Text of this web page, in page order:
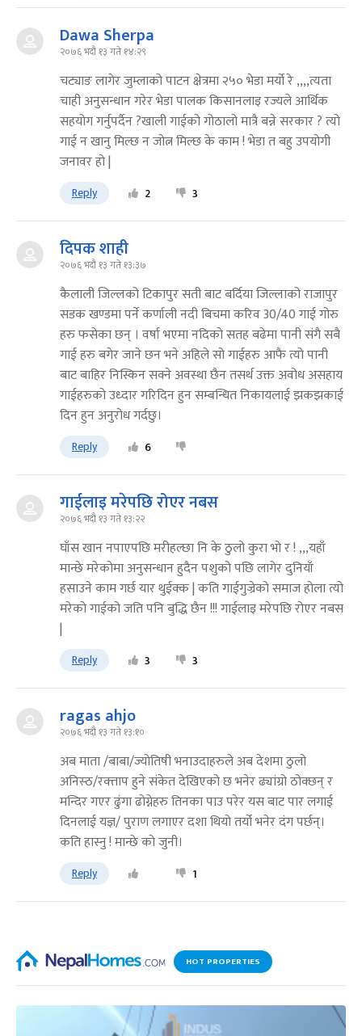
Dawa Sherpa
२०७६ भदौ १३ गते १४:२९
चट्याङ लागेर जुम्लाको पाटन क्षेत्रमा २५० भेडा मर्यो रे ,,,,त्यता
चाही अनुसन्धान गरेर भेडा पालक किसानलाइ रज्यले आर्थिक
सहयोग गर्नुपर्दैन ?खाली गाईको गोठालो मात्रै बन्ने सरकार ? त्यो
गाई न खानु मिल्छ न जोत्न मिल्छ के काम ! भेडा त बहु उपयोगी
जनावर हो |
Reply 2 3
दिपक शाही
२०७६ भदौ १३ गते १३:३७
कैलाली जिल्लको टिकापुर सती बाट बर्दिया जिल्लाको राजापुर
सडक खण्डमा पर्ने कर्णाली नदी बिचमा करिव 30/40 गाई गोरु
हरु फसेका छन् । वर्षा भएमा नदिको सतह बढेमा पानी संगै सबै
गाई हरु बगेर जाने छन भने अहिले सो गाईहरु आफै त्यो पानी
बाट बाहिर निस्किन सक्ने अवस्था छैन तसर्थ उक्त अवोध असहाय
गाईहरुको उध्दार गरिदिन हुन सम्बन्धित निकायलाई झकझकाई
दिन हुन अनुरोध गर्दछु।
Reply 6
गाईलाइ मरेपछि रोएर नबस
२०७६ भदौ १३ गते १३:२२
घाँस खान नपाएपछि मरीहल्छा नि के ठुलो कुरा भो र ! ,,,यहाँ
मान्छे मरेकोमा अनुसन्धान हुदैन पशुको पछि लागेर दुनियाँ
हसाउने काम गर्छ यार थुईक्क | कति गाईगुज्रेको समाज होला त्यो
मरेको गाईको जति पनि बुद्धि छैन !!! गाईलाइ मरेपछि रोएर नबस
|
Reply 3 3
ragas ahjo
२०७६ भदौ १३ गते १३:१०
अब माता /बाबा/ज्योतिषी भनाउदाहरुले अब देशमा ठुलो
अनिस्ठ/रक्त्ताप हुने संकेत देखिएको छ भनेर ढ्यांग्रो ठोक्छन् र
मन्दिर गएर ढुंगा ढोग्नेहरु तिनका पाउ परेर यस बाट पार लगाई
दिनलाई यज्ञ/ पुराण लगाएर दशा थियो तर्यो भनेर दंग पर्छन्।
कति हास्नु ! मान्छे को जुनी।
Reply 1
HOT PROPERTIES